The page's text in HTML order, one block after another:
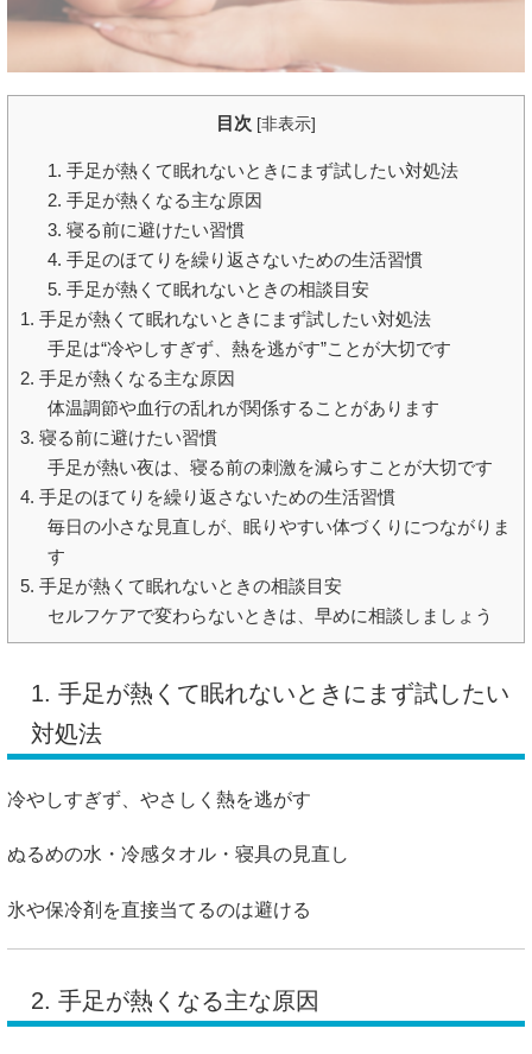
目次 [非表示]
1. 手足が熱くて眠れないときにまず試したい対処法
2. 手足が熱くなる主な原因
3. 寝る前に避けたい習慣
4. 手足のほてりを繰り返さないための生活習慣
5. 手足が熱くて眠れないときの相談目安
1. 手足が熱くて眠れないときにまず試したい対処法
手足は“冷やしすぎず、熱を逃がす”ことが大切です
2. 手足が熱くなる主な原因
体温調節や血行の乱れが関係することがあります
3. 寝る前に避けたい習慣
手足が熱い夜は、寝る前の刺激を減らすことが大切です
4. 手足のほてりを繰り返さないための生活習慣
毎日の小さな見直しが、眠りやすい体づくりにつながりま
す
5. 手足が熱くて眠れないときの相談目安
セルフケアで変わらないときは、早めに相談しましょう
1. 手足が熱くて眠れないときにまず試したい
対処法
冷やしすぎず、やさしく熱を逃がす
ぬるめの水・冷感タオル・寝具の見直し
氷や保冷剤を直接当てるのは避ける
2. 手足が熱くなる主な原因